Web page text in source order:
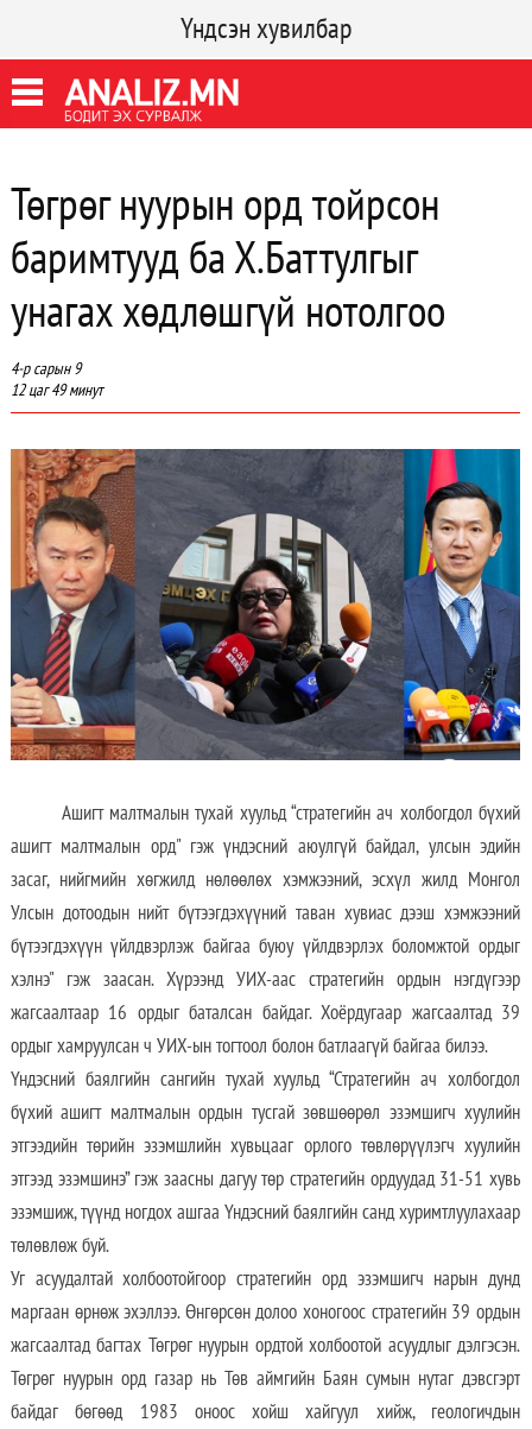
Үндсэн хувилбар
Төгрөг нуурын орд тойрсон
баримтууд ба Х.Баттулгыг
унагах хөдлөшгүй нотолгоо
4-р сарын 9
12 цаг 49 минут
Ашигт малтмалын тухай хуульд “стратегийн ач холбогдол бүхий
ашигт малтмалын орд" гэж үндэсний аюулгүй байдал, улсын эдийн
засаг, нийгмийн хөгжилд нөлөөлөх хэмжээний, эсхүл жилд Монгол
Улсын дотоодын нийт бүтээгдэхүүний таван хувиас дээш хэмжээний
бүтээгдэхүүн үйлдвэрлэж байгаа буюу үйлдвэрлэх боломжтой ордыг
хэлнэ" гэж заасан. Хүрээнд УИХ-аас стратегийн ордын нэгдүгээр
жагсаалтаар 16 ордыг баталсан байдаг. Хоёрдугаар жагсаалтад 39
ордыг хамруулсан ч УИХ-ын тогтоол болон батлаагүй байгаа билээ.
Үндэсний баялгийн сангийн тухай хуульд “Стратегийн ач холбогдол
бүхий ашигт малтмалын ордын тусгай зөвшөөрөл эзэмшигч хуулийн
этгээдийн төрийн эзэмшлийн хувьцааг орлого төвлөрүүлэгч хуулийн
этгээд эзэмшинэ” гэж заасны дагуу төр стратегийн ордуудад 31-51 хувь
эзэмшиж, түүнд ногдох ашгаа Үндэсний баялгийн санд хуримтлуулахаар
төлөвлөж буй.
Уг асуудалтай холбоотойгоор стратегийн орд эзэмшигч нарын дунд
маргаан өрнөж эхэллээ. Өнгөрсөн долоо хоногоос стратегийн 39 ордын
жагсаалтад багтах Төгрөг нуурын ордтой холбоотой асуудлыг дэлгэсэн.
Төгрөг нуурын орд газар нь Төв аймгийн Баян сумын нутаг дэвсгэрт
байдаг бөгөөд 1983 оноос хойш хайгуул хийж, геологичдын